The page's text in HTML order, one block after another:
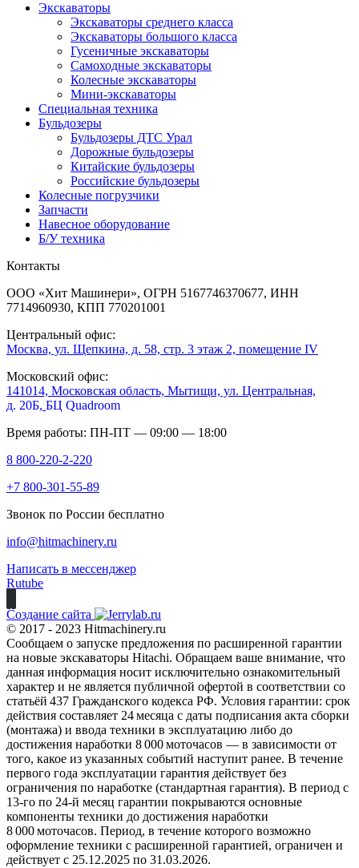
Экскаваторы
Экскаваторы среднего класса
Экскаваторы большого класса
Гусеничные экскаваторы
Самоходные экскаваторы
Колесные экскаваторы
Мини-экскаваторы
Специальная техника
Бульдозеры
Бульдозеры ДТС Урал
Дорожные бульдозеры
Китайские бульдозеры
Российские бульдозеры
Колесные погрузчики
Запчасти
Навесное оборудование
Б/У техника
Контакты
ООО «Хит Машинери», ОГРН 5167746370677, ИНН
7714960930, КПП 770201001
Центральный офис:
Москва, ул. Щепкина, д. 58, стр. 3 этаж 2, помещение IV
Московский офис:
141014, Московская область, Мытищи, ул. Центральная,
д. 20Б, БЦ Quadroom
Время работы: ПН-ПТ — 09:00 — 18:00
8 800-220-2-220
+7 800-301-55-89
Звонок по России бесплатно
info@hitmachinery.ru
Написать в мессенджер
Rutube
Создание сайта
© 2017 - 2023 Hitmachinery.ru
Сообщаем о запуске предложения по расширенной гарантии
на новые экскаваторы Hitachi. Обращаем ваше внимание, что
данная информация носит исключительно ознакомительный
характер и не является публичной офертой в соответствии со
статьёй 437 Гражданского кодекса РФ. Условия гарантии: срок
действия составляет 24 месяца с даты подписания акта сборки
(монтажа) и ввода техники в эксплуатацию либо до
достижения наработки 8 000 моточасов — в зависимости от
того, какое из указанных событий наступит ранее. В течение
первого года эксплуатации гарантия действует без
ограничения по наработке (стандартная гарантия). В период с
13‑го по 24‑й месяц гарантии покрываются основные
компоненты техники до достижения наработки
8 000 моточасов. Период, в течение которого возможно
оформление техники с расширенной гарантией, ограничен и
действует с 25.12.2025 по 31.03.2026.